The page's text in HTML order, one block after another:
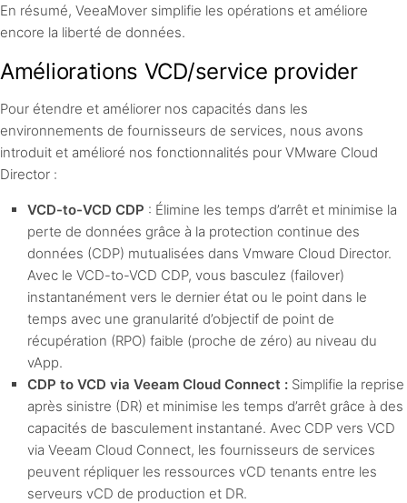
En résumé, VeeaMover simplifie les opérations et améliore
encore la liberté de données.
Améliorations VCD/service provider
Pour étendre et améliorer nos capacités dans les
environnements de fournisseurs de services, nous avons
introduit et amélioré nos fonctionnalités pour VMware Cloud
Director :
VCD-to-VCD CDP : Élimine les temps d’arrêt et minimise la
perte de données grâce à la protection continue des
données (CDP) mutualisées dans Vmware Cloud Director.
Avec le VCD-to-VCD CDP, vous basculez (failover)
instantanément vers le dernier état ou le point dans le
temps avec une granularité d’objectif de point de
récupération (RPO) faible (proche de zéro) au niveau du
vApp.
CDP to VCD via Veeam Cloud Connect : Simplifie la reprise
après sinistre (DR) et minimise les temps d’arrêt grâce à des
capacités de basculement instantané. Avec CDP vers VCD
via Veeam Cloud Connect, les fournisseurs de services
peuvent répliquer les ressources vCD tenants entre les
serveurs vCD de production et DR.